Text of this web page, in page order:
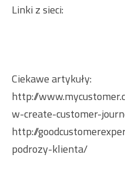
Linki z sieci:
Ciekawe artykuły:
http://
w-create-customer-
http://
podrozy-klienta/